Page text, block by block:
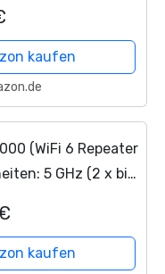
kaufen
(WiFi 6 Repeater
5 GHz (2 x bis
LAN,...
kaufen